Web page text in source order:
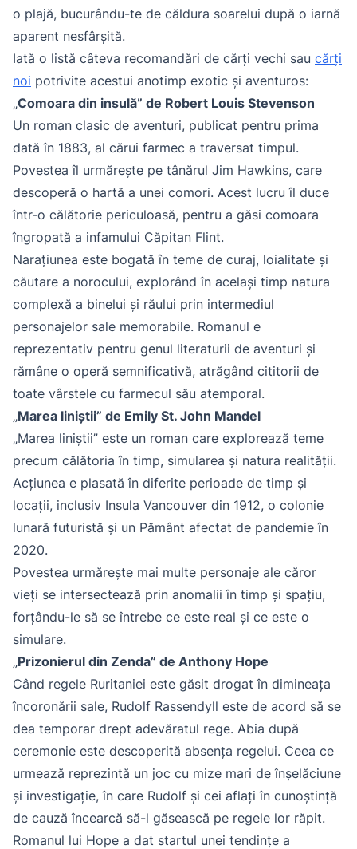
o plajă, bucurându-te de căldura soarelui după o iarnă
aparent nesfârșită.
Iată o listă câteva recomandări de cărți vechi sau cărți
noi potrivite acestui anotimp exotic și aventuros:
„Comoara din insulă” de Robert Louis Stevenson
Un roman clasic de aventuri, publicat pentru prima
dată în 1883, al cărui farmec a traversat timpul.
Povestea îl urmărește pe tânărul Jim Hawkins, care
descoperă o hartă a unei comori. Acest lucru îl duce
într-o călătorie periculoasă, pentru a găsi comoara
îngropată a infamului Căpitan Flint.
Narațiunea este bogată în teme de curaj, loialitate și
căutare a norocului, explorând în același timp natura
complexă a binelui și răului prin intermediul
personajelor sale memorabile. Romanul e
reprezentativ pentru genul literaturii de aventuri și
rămâne o operă semnificativă, atrăgând cititorii de
toate vârstele cu farmecul său atemporal.
„Marea liniștii” de Emily St. John Mandel
„Marea liniștii” este un roman care explorează teme
precum călătoria în timp, simularea și natura realității.
Acțiunea e plasată în diferite perioade de timp și
locații, inclusiv Insula Vancouver din 1912, o colonie
lunară futuristă și un Pământ afectat de pandemie în
2020.
Povestea urmărește mai multe personaje ale căror
vieți se intersectează prin anomalii în timp și spațiu,
forțându-le să se întrebe ce este real și ce este o
simulare.
„Prizonierul din Zenda” de Anthony Hope
Când regele Ruritaniei este găsit drogat în dimineața
încoronării sale, Rudolf Rassendyll este de acord să se
dea temporar drept adevăratul rege. Abia după
ceremonie este descoperită absența regelui. Ceea ce
urmează reprezintă un joc cu mize mari de înșelăciune
și investigație, în care Rudolf și cei aflați în cunoștință
de cauză încearcă să-l găsească pe regele lor răpit.
Romanul lui Hope a dat startul unei tendințe a